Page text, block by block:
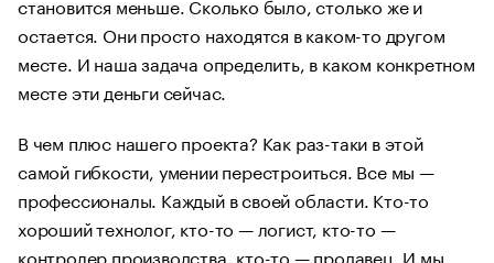
остается. Они просто находятся в каком-то другом
месте. И наша задача определить, в каком конкретном
месте эти деньги сейчас.
В чем плюс нашего проекта? Как раз-таки в этой
самой гибкости, умении перестроиться. Все мы —
профессионалы. Каждый в своей области. Кто-то
хороший технолог, кто-то — логист, кто-то —
контролер производства, кто-то — продавец. И мы